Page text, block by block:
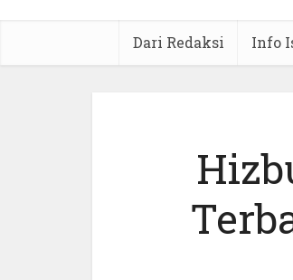
Dari Redaksi Info